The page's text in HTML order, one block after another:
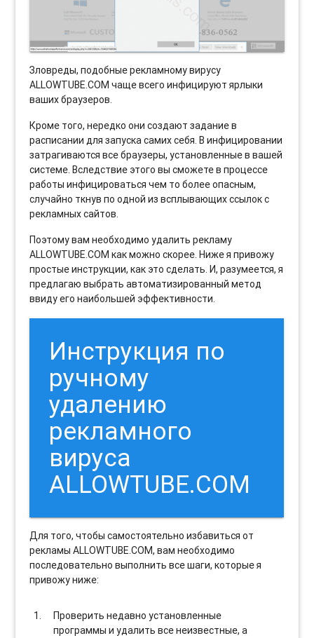
Зловреды, подобные рекламному вирусу
ALLOWTUBE.COM чаще всего инфицируют ярлыки
ваших браузеров.
Кроме того, нередко они создают задание в
расписании для запуска самих себя. В инфицировании
затрагиваются все браузеры, установленные в вашей
системе. Вследствие этого вы сможете в процессе
работы инфицироваться чем то более опасным,
случайно ткнув по одной из всплывающих ссылок с
рекламных сайтов.
Поэтому вам необходимо удалить рекламу
ALLOWTUBE.COM как можно скорее. Ниже я привожу
простые инструкции, как это сделать. И, разумеется, я
предлагаю выбрать автоматизированный метод
ввиду его наибольшей эффективности.
Инструкция по
ручному
удалению
рекламного
вируса
ALLOWTUBE.COM
Для того, чтобы самостоятельно избавиться от
рекламы ALLOWTUBE.COM, вам необходимо
последовательно выполнить все шаги, которые я
привожу ниже:
Проверить недавно установленные
программы и удалить все неизвестные, а